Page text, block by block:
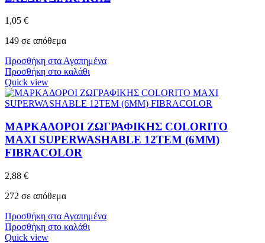
1,05 €
149 σε απόθεμα
Προσθήκη στα Αγαπημένα
Προσθήκη στο καλάθι
Quick view
ΜΑΡΚΑΔΟΡΟΙ ZΩΓΡΑΦΙΚΗΣ COLORITO
MAXI SUPERWASHABLE 12ΤΕΜ (6MM)
FIBRACOLOR
2,88 €
272 σε απόθεμα
Προσθήκη στα Αγαπημένα
Προσθήκη στο καλάθι
Quick view